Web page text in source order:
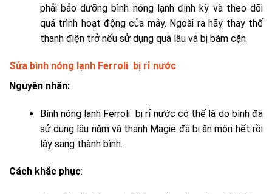
phải bảo dưỡng bình nóng lạnh định kỳ và theo dõi
quá trình hoạt động của máy. Ngoài ra hãy thay thế
thanh điện trở nếu sử dụng quá lâu và bị bám cặn.
Sửa bình nóng lạnh Ferroli bị rỉ nước
Nguyên nhân:
Bình nóng lạnh Ferroli bị rỉ nước có thể là do bình đã
sử dụng lâu năm và thanh Magie đã bị ăn mòn hết rồi
lây sang thành bình.
Cách khắc phục: